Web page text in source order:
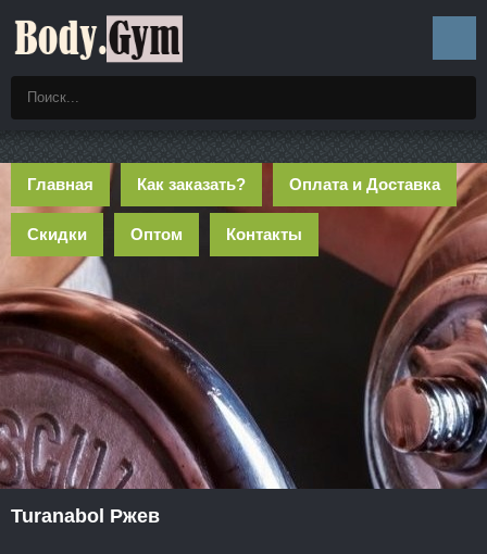
Главная Как заказать? Оплата и Доставка
Скидки Оптом Контакты
Turanabol Ржев